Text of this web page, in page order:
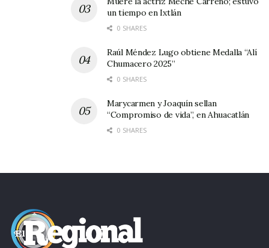
un tiempo en Ixtlán
0 SHARES
Raúl Méndez Lugo obtiene Medalla “Alí
Chumacero 2025”
0 SHARES
Marycarmen y Joaquín sellan
“Compromiso de vida”, en Ahuacatlán
0 SHARES